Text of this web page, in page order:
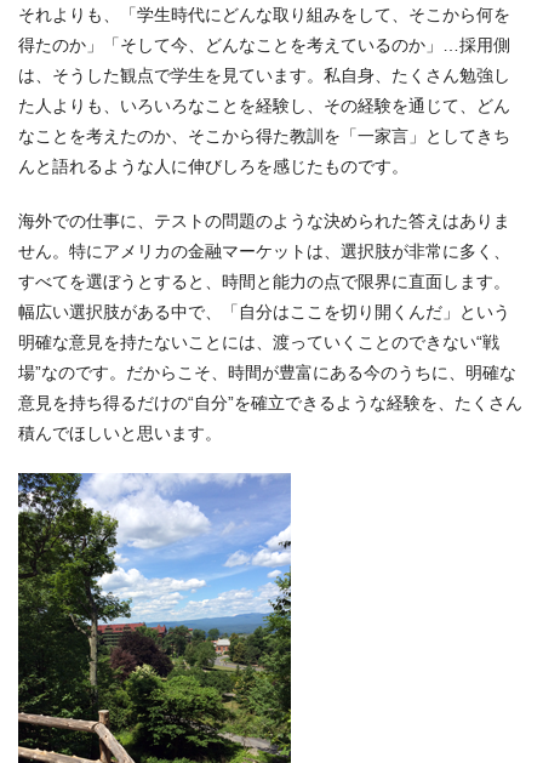
それよりも、「学生時代にどんな取り組みをして、そこから何を
得たのか」「そして今、どんなことを考えているのか」…採用側
は、そうした観点で学生を見ています。私自身、たくさん勉強し
た人よりも、いろいろなことを経験し、その経験を通じて、どん
なことを考えたのか、そこから得た教訓を「一家言」としてきち
んと語れるような人に伸びしろを感じたものです。
海外での仕事に、テストの問題のような決められた答えはありま
せん。特にアメリカの金融マーケットは、選択肢が非常に多く、
すべてを選ぼうとすると、時間と能力の点で限界に直面します。
幅広い選択肢がある中で、「自分はここを切り開くんだ」という
明確な意見を持たないことには、渡っていくことのできない“戦
場”なのです。だからこそ、時間が豊富にある今のうちに、明確な
意見を持ち得るだけの“自分”を確立できるような経験を、たくさん
積んでほしいと思います。